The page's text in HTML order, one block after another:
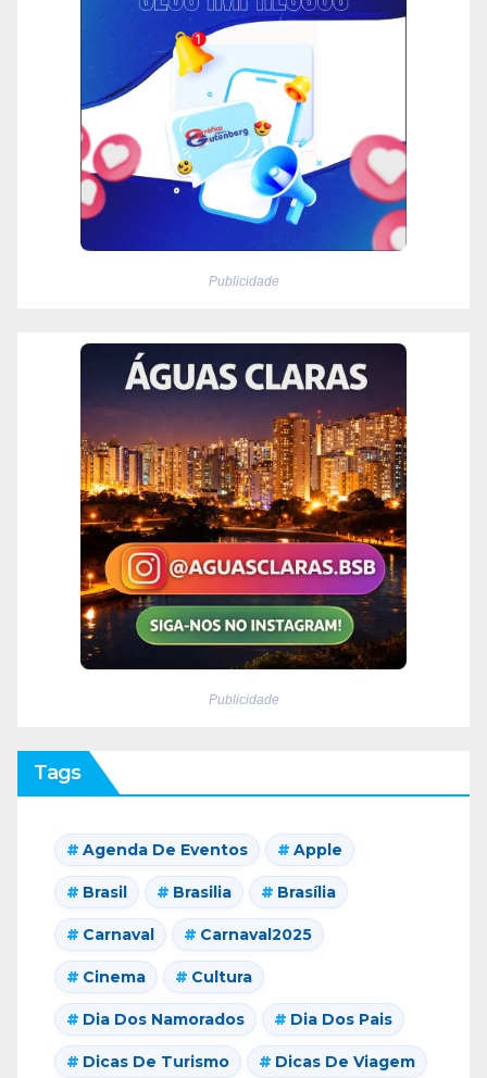
Publicidade
Publicidade
Tags
Agenda De Eventos Apple
Brasil Brasilia Brasília
Carnaval Carnaval2025
Cinema Cultura
Dia Dos Namorados Dia Dos Pais
Dicas De Turismo Dicas De Viagem